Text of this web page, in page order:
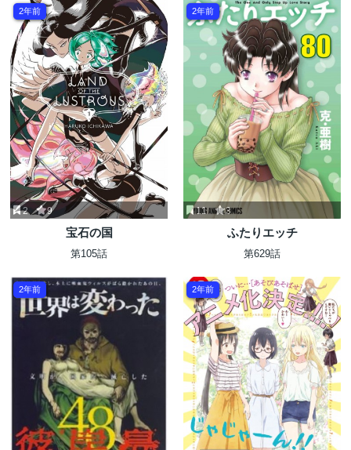
2年前
2 9
宝石の国
第105話
2年前
11 3
ふたりエッチ
第629話
2年前 2年前